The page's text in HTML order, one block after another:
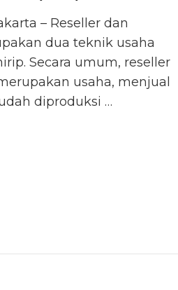
– Reseller dan
dua teknik usaha
Secara umum, reseller
usaha, menjual
diproduksi …